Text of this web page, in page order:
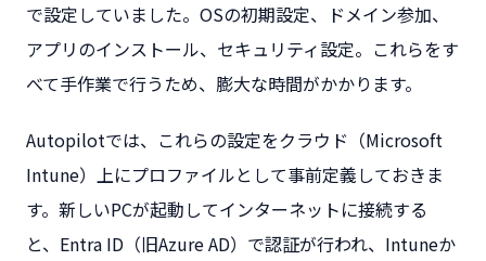
で設定していました。OSの初期設定、ドメイン参加、
アプリのインストール、セキュリティ設定。これらをす
べて手作業で行うため、膨大な時間がかかります。
Autopilotでは、これらの設定をクラウド（Microsoft
Intune）上にプロファイルとして事前定義しておきま
す。新しいPCが起動してインターネットに接続する
と、Entra ID（旧Azure AD）で認証が行われ、Intuneか